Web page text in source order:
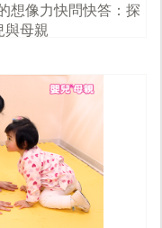
想像力快問快答：探
與母親